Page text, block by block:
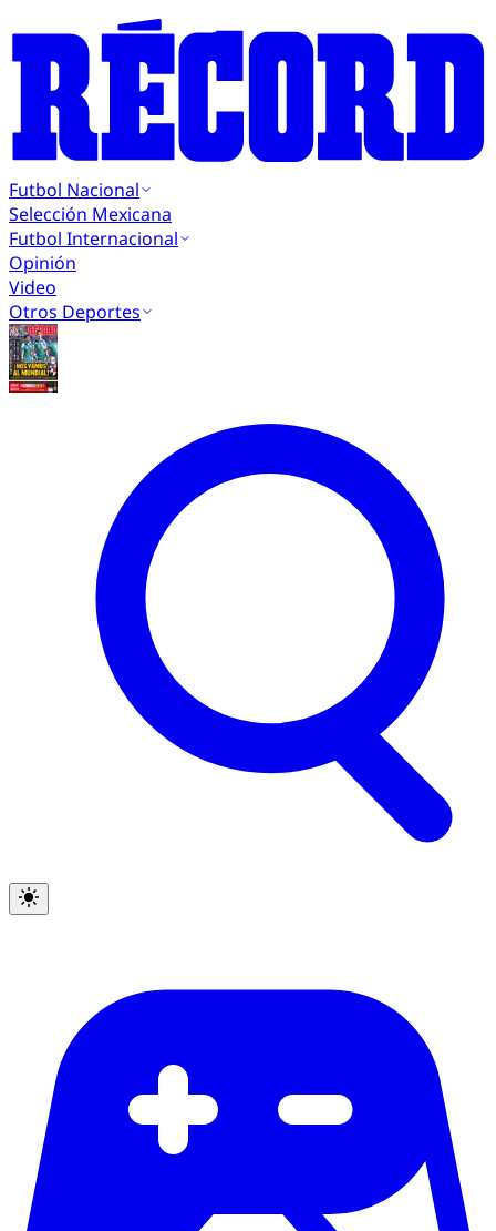
Futbol Nacional
Selección Mexicana
Futbol Internacional
Opinión
Video
Otros Deportes